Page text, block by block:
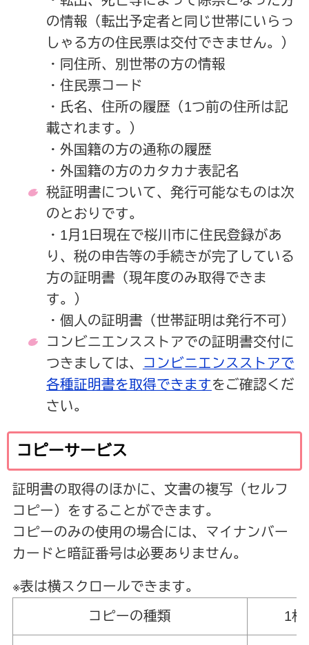
の情報（転出予定者と同じ世帯にいらっ
しゃる方の住民票は交付できません。）
・同住所、別世帯の方の情報
・住民票コード
・氏名、住所の履歴（1つ前の住所は記
載されます。）
・外国籍の方の通称の履歴
・外国籍の方のカタカナ表記名
税証明書について、発行可能なものは次
のとおりです。
・1月1日現在で桜川市に住民登録があ
り、税の申告等の手続きが完了している
方の証明書（現年度のみ取得できま
す。）
・個人の証明書（世帯証明は発行不可）
コンビニエンスストアでの証明書交付に
つきましては、 コンビニエンスストアで
各種証明書を取得できますをご確認くだ
さい。
コピーサービス
証明書の取得のほかに、文書の複写（セルフ
コピー）をすることができます。
コピーのみの使用の場合には、マイナンバー
カードと暗証番号は必要ありません。
※表は横スクロールできます。
コピーの種類
1